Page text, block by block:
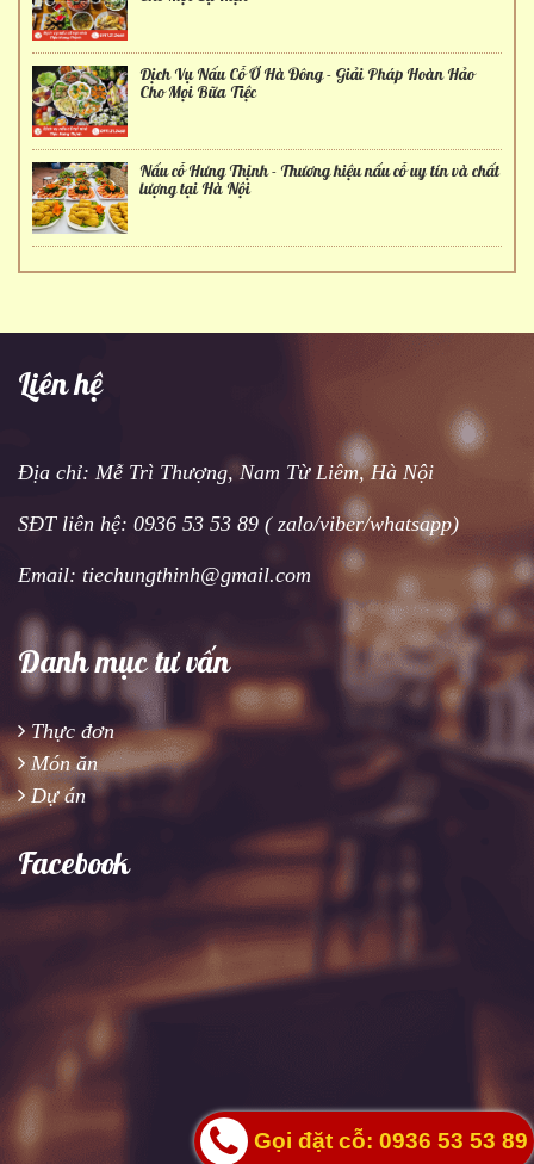
Dịch Vụ Nấu Cỗ Ở Hà Đông - Giải Pháp Hoàn Hảo
Cho Mọi Bữa Tiệc
Nấu cỗ Hưng Thịnh - Thương hiệu nấu cỗ uy tín và chất
lượng tại Hà Nội
Liên hệ
Địa chỉ: Mễ Trì Thượng, Nam Từ Liêm, Hà Nội
SĐT liên hệ: 0936 53 53 89 ( zalo/viber/whatsapp)
Email: tiechungthinh@gmail.com
Danh mục tư vấn
Thực đơn
Món ăn
Dự án
Facebook
Gọi đặt cỗ: 0936 53 53 89